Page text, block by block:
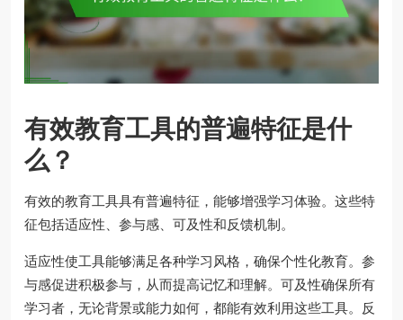
有效教育工具的普遍特征是什
么？
有效的教育工具具有普遍特征，能够增强学习体验。这些特
征包括适应性、参与感、可及性和反馈机制。
适应性使工具能够满足各种学习风格，确保个性化教育。参
与感促进积极参与，从而提高记忆和理解。可及性确保所有
学习者，无论背景或能力如何，都能有效利用这些工具。反